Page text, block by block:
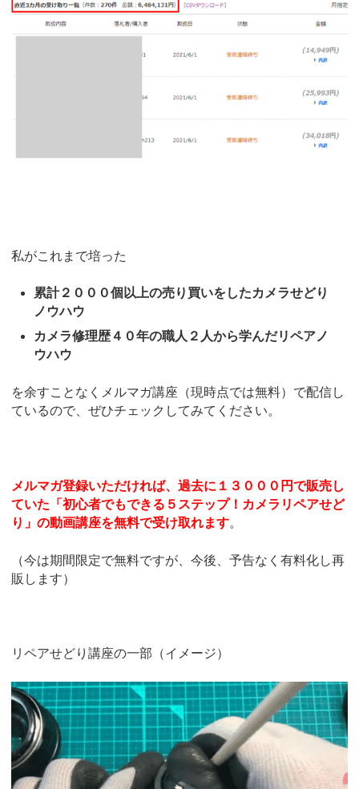
私がこれまで培った
累計２０００個以上の売り買いをしたカメラせどり
ノウハウ
カメラ修理歴４０年の職人２人から学んだリペアノ
ウハウ
を余すことなくメルマガ講座（現時点では無料）で配信し
ているので、ぜひチェックしてみてください。
メルマガ登録いただければ、過去に１３０００円で販売し
ていた「初心者でもできる５ステップ！カメラリペアせど
り」の動画講座を無料で受け取れます。
（今は期間限定で無料ですが、今後、予告なく有料化し再
販します）
リペアせどり講座の一部（イメージ）